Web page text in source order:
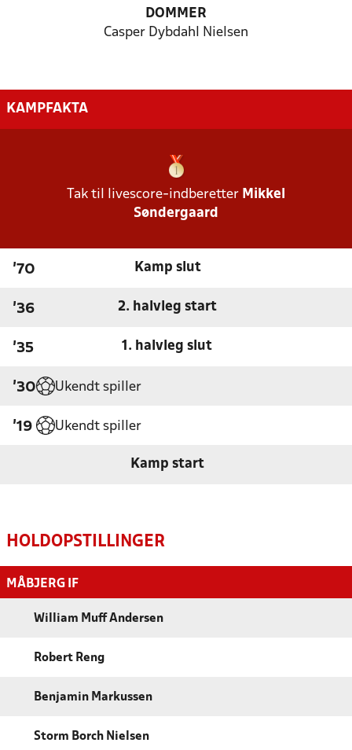
DOMMER
Casper Dybdahl Nielsen
KAMPFAKTA
Tak til livescore-indberetter Mikkel
Søndergaard
'70 Kamp slut
'36 2. halvleg start
'35 1. halvleg slut
'30 Ukendt spiller
'19 Ukendt spiller
Kamp start
HOLDOPSTILLINGER
MÅBJERG IF
William Muff Andersen
Robert Reng
Benjamin Markussen
Storm Borch Nielsen